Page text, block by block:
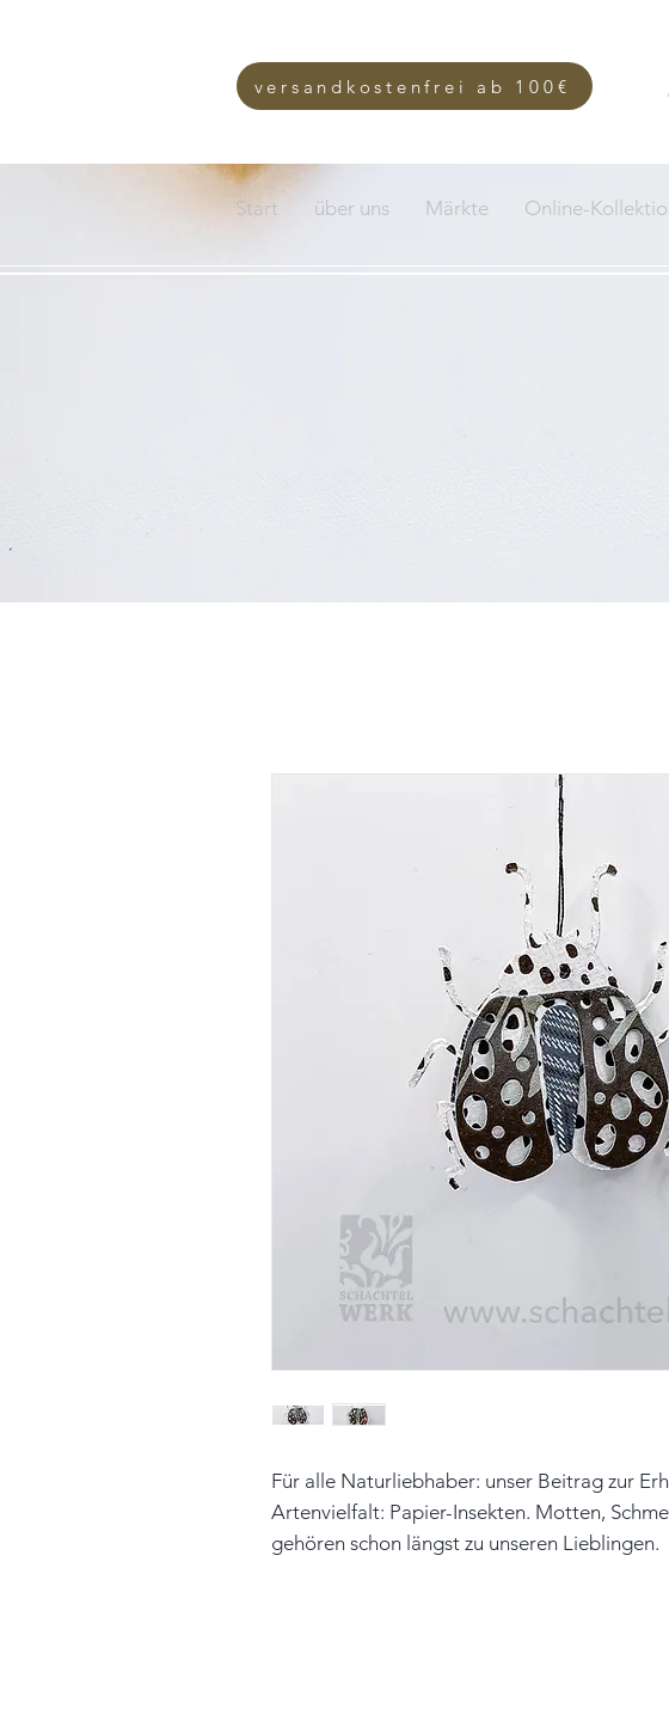
Start über uns Märkte Online-
versandkostenfrei ab 100€
Für alle Naturliebhaber: unser Beitrag zur
Artenvielfalt: Papier-Insekten. Motten,
gehören schon längst zu unseren Lieblingen.